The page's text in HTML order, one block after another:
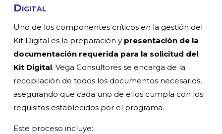
Digital
Uno de los componentes críticos en la gestión del
Kit Digital es la preparación y presentación de la
documentación requerida para la solicitud del
Kit Digital. Vega Consultores se encarga de la
recopilación de todos los documentos necesarios,
asegurando que cada uno de ellos cumpla con los
requisitos establecidos por el programa.
Este proceso incluye: